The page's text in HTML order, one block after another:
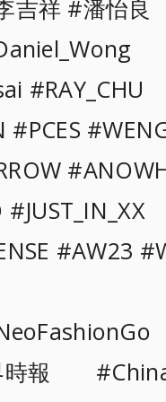
吉祥 #潘怡良
#RAY_CHU
#PCES
#AW23
時報